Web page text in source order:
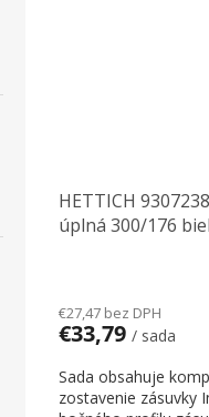
HETTICH
úplná 300/176
€27,47 bez DPH
€33,79 / sada
Sada obsahuje
zostavenie zásuvky